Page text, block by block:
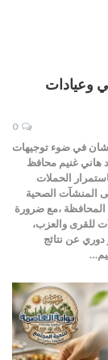
وعيادات
0
في ضوء توجيهات
هاني غنيم محافظ
الحملات
المنشآت الصحية
،مع ضرورة
للقرى والعزب،
دوري عن نتائج